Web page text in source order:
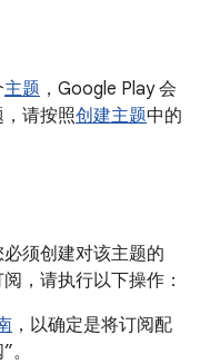
主题 ，Google Play 会
请按照创建主题中的
须创建对该主题的
，请执行以下操作：
，以确定是将订阅配